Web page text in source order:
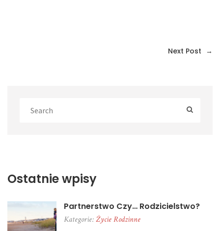
Next Post →
Ostatnie wpisy
Partnerstwo Czy… Rodzicielstwo?
Kategorie:Życie Rodzinne